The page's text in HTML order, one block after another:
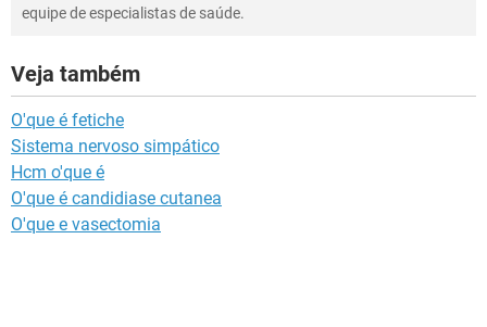
equipe de especialistas de saúde.
Veja também
O'que é fetiche
Sistema nervoso simpático
Hcm o'que é
O'que é candidiase cutanea
O'que e vasectomia